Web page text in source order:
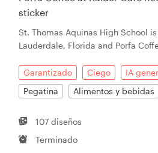
sticker
St. Thomas Aquinas High School
Lauderdale, Florida and Porfa
Garantizado Ciego
IA
Pegatina
Alimentos y bebidas
107 diseños
Terminado